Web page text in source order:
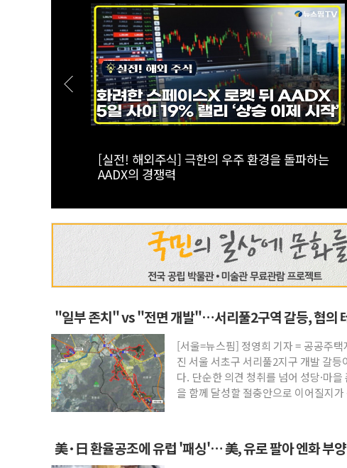
[스팟Live] *풀영상* 한병도 “국민의힘, 말로만
주택 공급…공급 법안 처리 협조하라”｜
"일부 존치" vs "전면 개발"…서리풀2구역 갈등, 협의
[서울=뉴스핌] 정영희 기자 = 공공주
진 서울 서초구 서리풀2지구 개발 갈등
다. 단순한 의견 청취를 넘어 성당·마
을 함께 달성할 절충안으로 이어질지가
美·日 환율공조에 유럽 '패싱'… 美, 유로 팔아 엔화 부